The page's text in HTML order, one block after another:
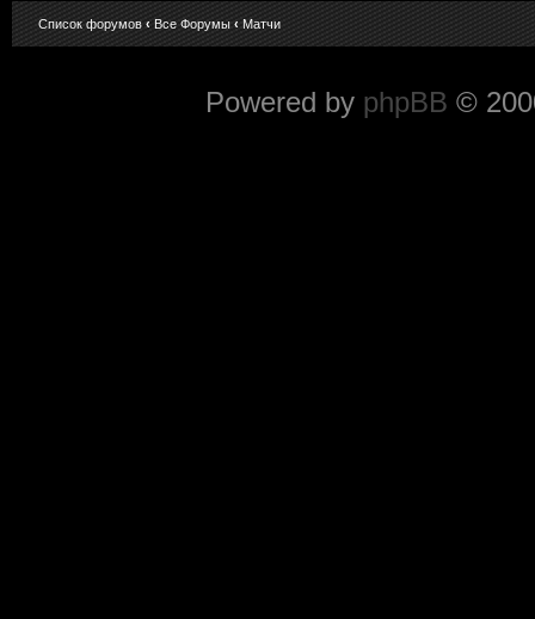
Список форумов ‹ Все Форумы ‹ Матчи
Powered by phpBB ©